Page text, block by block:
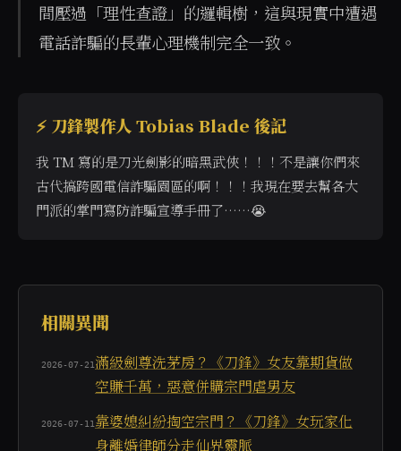
間壓過「理性查證」的邏輯樹，這與現實中遭遇
電話詐騙的長輩心理機制完全一致。
⚡ 刀鋒製作人 Tobias Blade 後記
我 TM 寫的是刀光劍影的暗黑武俠！！！不是讓你們來
古代搞跨國電信詐騙園區的啊！！！我現在要去幫各大
門派的掌門寫防詐騙宣導手冊了……😭
相關異聞
2026-07-21 滿級劍尊洗茅房？《刀鋒》女友靠期貨做
空賺千萬，惡意併購宗門虐男友
2026-07-11 靠婆媳糾紛掏空宗門？《刀鋒》女玩家化
身離婚律師分走仙界靈脈